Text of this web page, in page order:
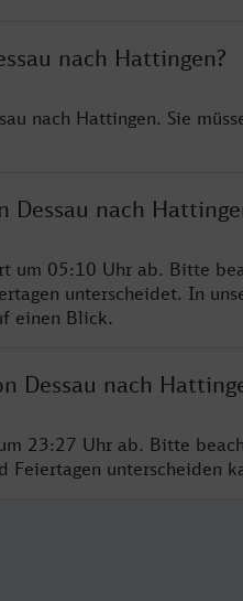
nach Hattingen?
nach Hattingen. Sie
nach
um 05:10 Uhr ab. Bitte
unterscheidet. In
einen Blick.
Dessau nach
23:27 Uhr ab. Bitte
Feiertagen unterscheiden